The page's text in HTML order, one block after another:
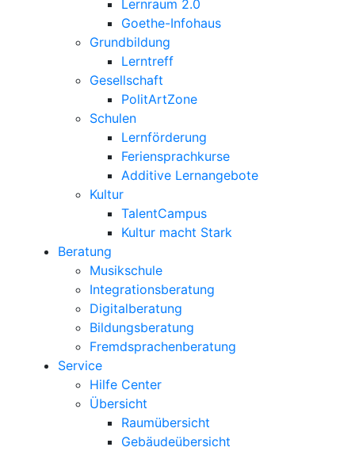
Lernraum 2.0
Goethe-Infohaus
Grundbildung
Lerntreff
Gesellschaft
PolitArtZone
Schulen
Lernförderung
Feriensprachkurse
Additive Lernangebote
Kultur
TalentCampus
Kultur macht Stark
Beratung
Musikschule
Integrationsberatung
Digitalberatung
Bildungsberatung
Fremdsprachenberatung
Service
Hilfe Center
Übersicht
Raumübersicht
Gebäudeübersicht